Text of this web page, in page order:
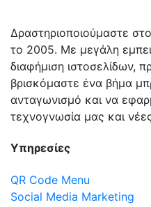
Δραστηριοποιούμαστε
το 2005. Με μεγάλη
διαφήμιση ιστοσελίδων,
βρισκόμαστε ένα βήμα
ανταγωνισμό και να
τεχνογνωσία μας και
Υπηρεσίες
QR Code Menu
Social Media Marketing